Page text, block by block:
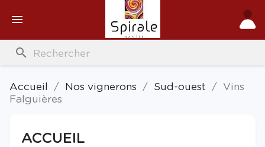

search
Accueil Nos vignerons Sud-ouest
Vins
Falguières
ACCUEIL